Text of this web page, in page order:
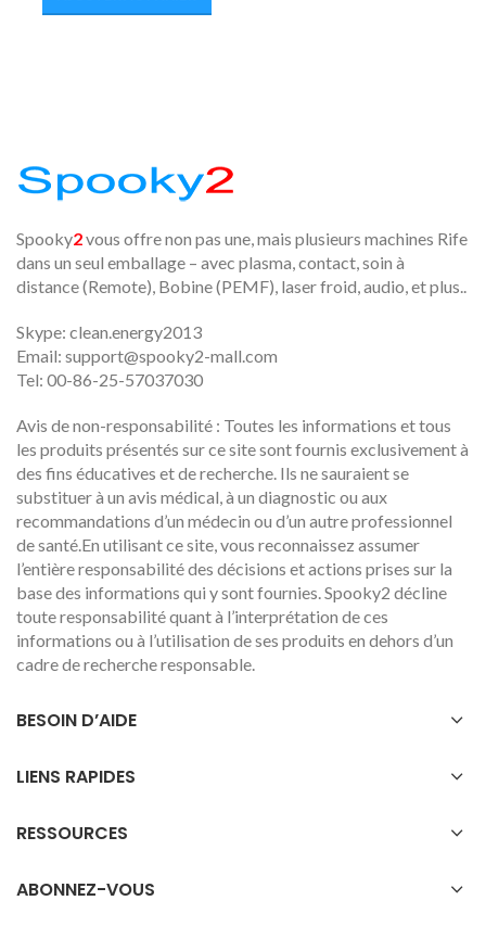
Spooky2vous offre non pas une, mais plusieurs machines Rife
dans un seul emballage – avec plasma, contact, soin à
distance (Remote), Bobine (PEMF), laser froid, audio, et plus..
Skype: clean.energy2013
Email: support@spooky2-mall.com
Tel: 00-86-25-57037030
Avis de non-responsabilité : Toutes les informations et tous
les produits présentés sur ce site sont fournis exclusivement à
des fins éducatives et de recherche. Ils ne sauraient se
substituer à un avis médical, à un diagnostic ou aux
recommandations d’un médecin ou d’un autre professionnel
de santé.En utilisant ce site, vous reconnaissez assumer
l’entière responsabilité des décisions et actions prises sur la
base des informations qui y sont fournies. Spooky2 décline
toute responsabilité quant à l’interprétation de ces
informations ou à l’utilisation de ses produits en dehors d’un
cadre de recherche responsable.
BESOIN D’AIDE
LIENS RAPIDES
RESSOURCES
ABONNEZ-VOUS